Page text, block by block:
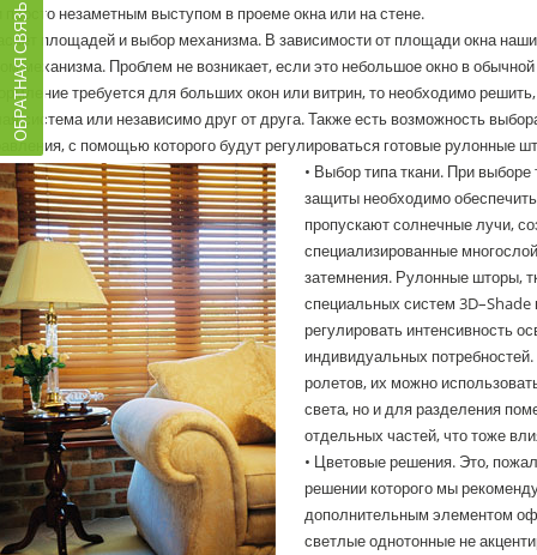
просто незаметным выступом в проеме окна или на стене.
площадей и выбор механизма. В зависимости от площади окна
механизма. Проблем не возникает, если это небольшое окно в
требуется для больших окон или витрин, то необходимо решить,
система или независимо друг от друга. Также есть возможность
с помощью которого будут регулироваться готовые рулонные
• Выбор типа ткани. При
защиты необходимо
пропускают солнечные лучи,
специализированные
затемнения. Рулонные шторы,
специальных систем 3D–Shade
регулировать интенсивность
индивидуальных
ролетов, их можно
света, но и для разделения
отдельных частей, что тоже
• Цветовые решения. Это,
решении которого мы
дополнительным элементом
светлые однотонные не
ОБРАТНАЯ СВЯЗЬ